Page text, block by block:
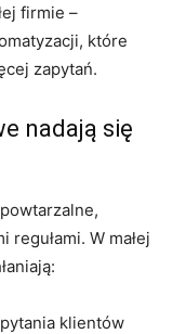
firmie –
które
zapytań.
nadają się
W małej
klientów